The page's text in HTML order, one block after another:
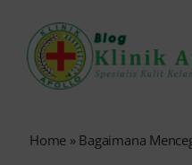
content
Home » Bagaimana